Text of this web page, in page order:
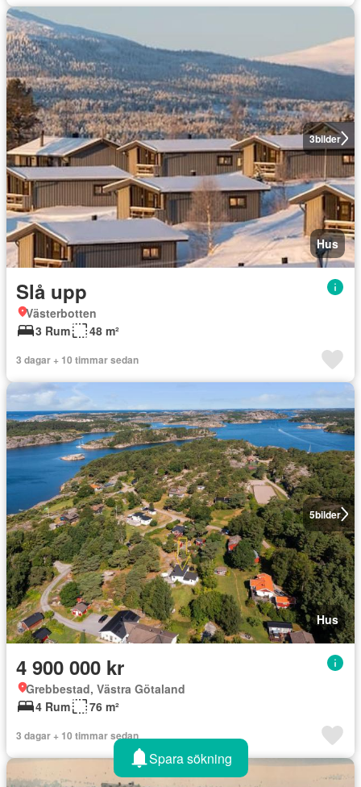
3bilder
Hus
Slå upp
Västerbotten
3 Rum
48 m²
3 dagar + 10 timmar sedan
5bilder
Hus
4 900 000 kr
Grebbestad, Västra Götaland
4 Rum
76 m²
3 dagar + 10 timmar sedan
Spara sökning